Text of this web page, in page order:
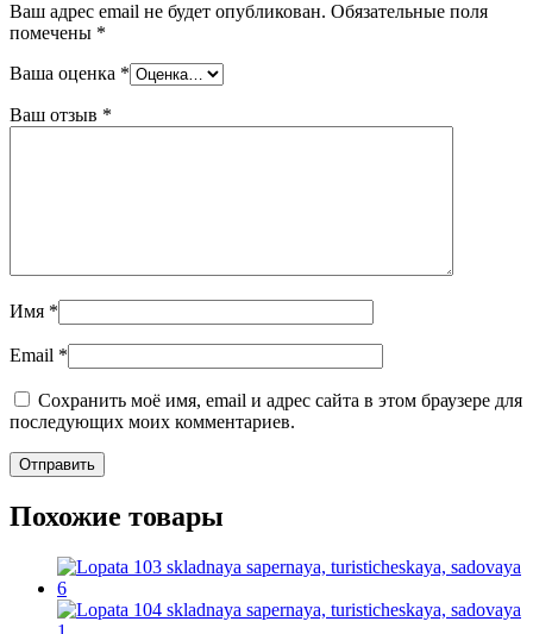
Ваш адрес email не будет опубликован. Обязательные поля
помечены *
Ваша оценка *
Ваш отзыв *
Имя *
Email *
Сохранить моё имя, email и адрес сайта в этом браузере для
последующих моих комментариев.
Похожие товары